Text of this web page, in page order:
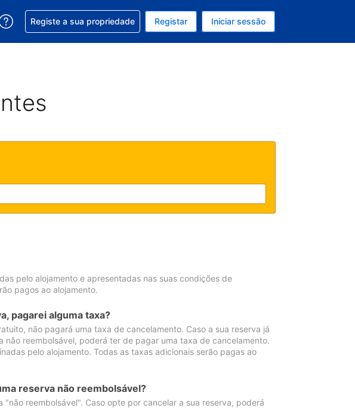
A sua moeda atual é Dólar dos EUA
o seu idioma. O seu idioma atual é Português
Obtenha ajuda com a sua reserva
Registe a sua propriedade Registar Iniciar sessão
pelo alojamento e apresentadas nas suas condições de
pagos ao alojamento.
pagarei alguma taxa?
não pagará uma taxa de cancelamento. Caso a sua reserva já
não reembolsável, poderá ter de pagar uma taxa de cancelamento.
pelo alojamento. Todas as taxas adicionais serão pagas ao
reserva não reembolsável?
reembolsável". Caso opte por cancelar a sua reserva, poderá